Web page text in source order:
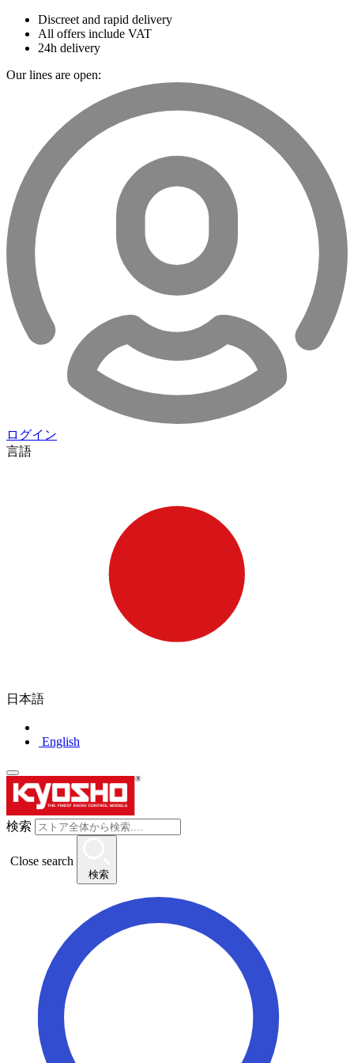
Discreet and rapid delivery
All offers include VAT
24h delivery
Our lines are open:
ログイン
言語
日本語
English
検索
Close search
検索